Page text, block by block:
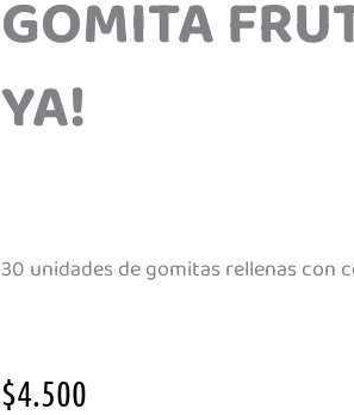
GOMITA
YA!
30 unidades de gomitas rellenas con
$4.500